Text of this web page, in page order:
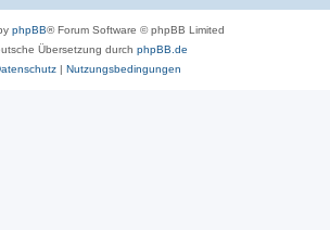
phpBB® Forum Software © phpBB Limited
Übersetzung durch phpBB.de
| Nutzungsbedingungen